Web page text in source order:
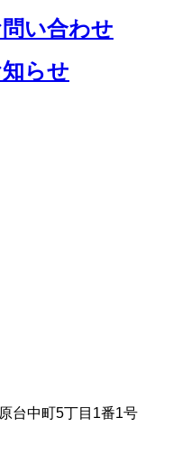
い合わせ
らせ
台中町5丁⽬1番1号